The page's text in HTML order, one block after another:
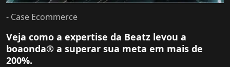
- Case Ecommerce
Veja como a expertise da Beatz levou a
boaonda® a superar sua meta em mais de
200%.